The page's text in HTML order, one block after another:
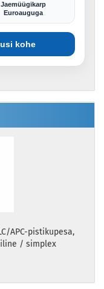
Jaemüügikarp
Euroauguga
kohe
APC-pistikupesa,
/ simplex